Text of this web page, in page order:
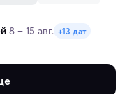
8 – 15 авг. +13 дат